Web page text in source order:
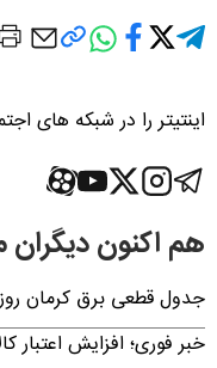
اینتیتر را در شبکه های
هم اکنون دیگران
جدول قطعی برق کرمان روز شنبه ۱۷ مرداد ۱۴۰۵ | برنامه خاموشی برق
خبر فوری؛ افزایش اعتبار کالابرگ